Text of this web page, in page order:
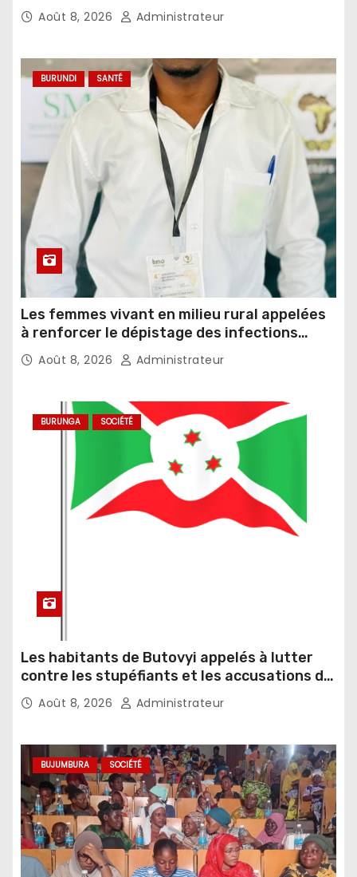
Août 8, 2026 Administrateur
BURUNDI SANTÉ
Les femmes vivant en milieu rural appelées
à renforcer le dépistage des infections
sexuellement transmissibles
Août 8, 2026 Administrateur
BURUNGA SOCIÉTÉ
Les habitants de Butovyi appelés à lutter
contre les stupéfiants et les accusations de
sorcellerie
Août 8, 2026 Administrateur
BUJUMBURA SOCIÉTÉ